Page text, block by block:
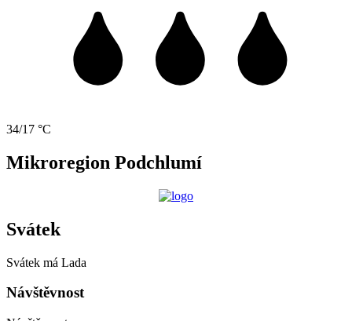
34/17 °C
Mikroregion Podchlumí
Svátek
Svátek má Lada
Návštěvnost